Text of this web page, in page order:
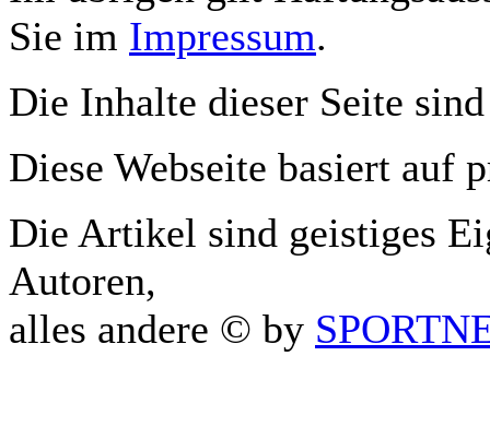
Sie im Impressum.
Die Inhalte dieser Seite
Diese Webseite basiert auf
Die Artikel sind geistiges
Autoren,
alles andere © by